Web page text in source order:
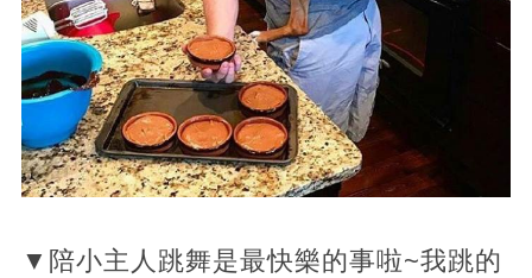
▼陪小主人跳舞是最快樂的事啦~我跳的